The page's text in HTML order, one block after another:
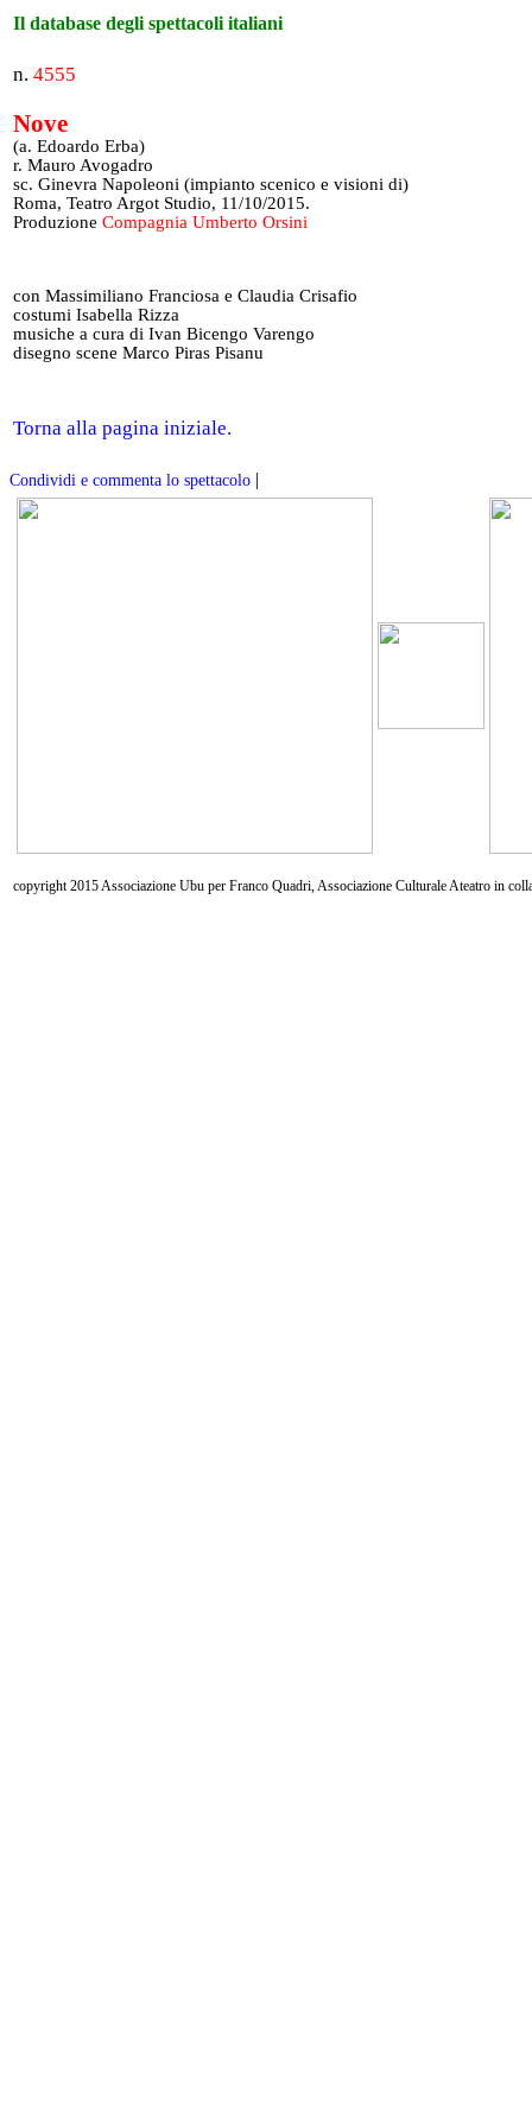
Il database degli spettacoli italiani
n. 4555
Nove
(a. Edoardo Erba)
r. Mauro Avogadro
sc. Ginevra Napoleoni (impianto scenico e visioni di)
Roma, Teatro Argot Studio, 11/10/2015.
Produzione Compagnia Umberto Orsini
con Massimiliano Franciosa e Claudia Crisafio
costumi Isabella Rizza
musiche a cura di Ivan Bicengo Varengo
disegno scene Marco Piras Pisanu
Torna alla pagina iniziale.
Condividi e commenta lo spettacolo |
copyright 2015 Associazione Ubu per Franco Quadri, Associazione Culturale Ateatro in